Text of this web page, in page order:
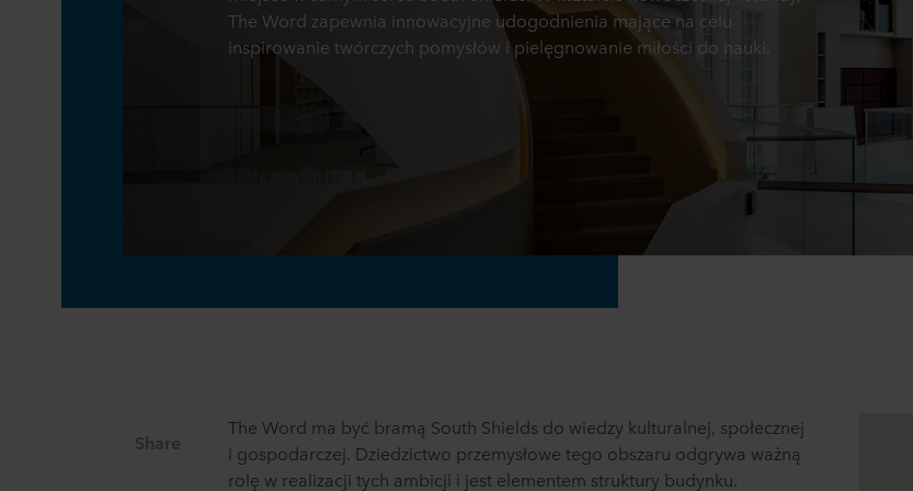
The Word zapewnia innowacyjne udogodnienia mające na celu
inspirowanie twórczych pomysłów i pielęgnowanie miłości do nauki.
Share
The Word ma być bramą South Shields do wiedzy kulturalnej, społecznej
i gospodarczej. Dziedzictwo przemysłowe tego obszaru odgrywa ważną
rolę w realizacji tych ambicji i jest elementem struktury budynku.